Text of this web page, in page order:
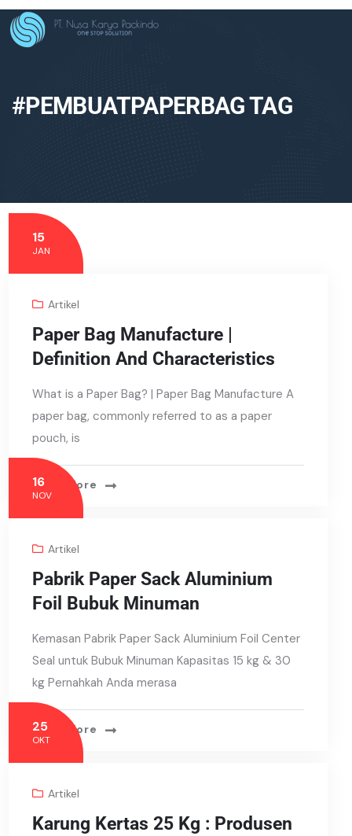
#PEMBUATPAPERBAG TAG
15
JAN
Artikel
Paper Bag Manufacture |
Definition And Characteristics
What is a Paper Bag? | Paper Bag Manufacture A
paper bag, commonly referred to as a paper
pouch, is
Read More
16
NOV
Artikel
Pabrik Paper Sack Aluminium
Foil Bubuk Minuman
Kemasan Pabrik Paper Sack Aluminium Foil Center
Seal untuk Bubuk Minuman Kapasitas 15 kg & 30
kg Pernahkah Anda merasa
Read More
25
OKT
Artikel
Karung Kertas 25 Kg : Produsen